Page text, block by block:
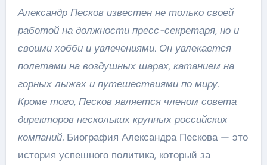
Александр Песков известен не только своей
работой на должности пресс-секретаря, но и
своими хобби и увлечениями. Он увлекается
полетами на воздушных шарах, катанием на
горных лыжах и путешествиями по миру.
Кроме того, Песков является членом совета
директоров нескольких крупных российских
компаний.Биография Александра Пескова — это
история успешного политика, который за